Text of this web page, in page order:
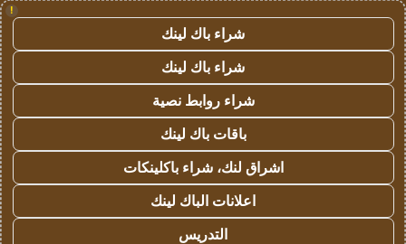
!
شراء باك لينك
شراء باك لينك
شراء روابط نصية
باقات باك لينك
اشراق لنك، شراء باكلينكات
اعلانات الباك لينك
التدريس